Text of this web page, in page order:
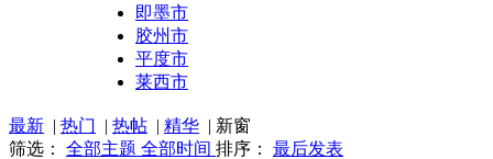
即墨市
胶州市
平度市
莱西市
最新 | 热门 | 热帖 | 精华 | 新窗
筛选： 全部主题 全部时间 排序： 最后发表